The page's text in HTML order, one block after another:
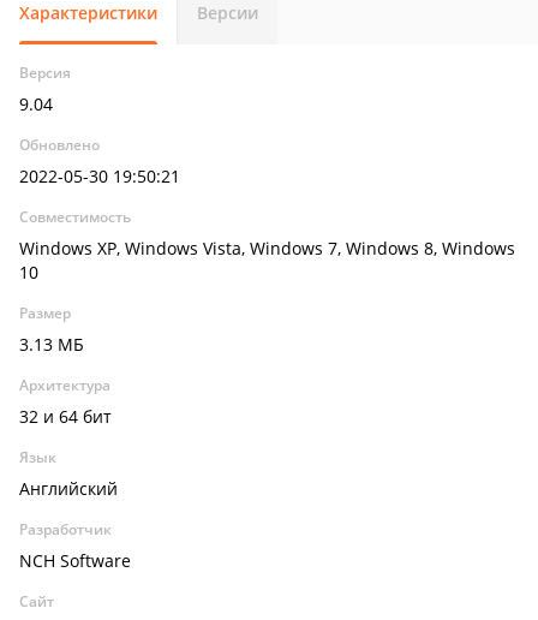
Характеристики Версии
Версия
9.04
Обновлено
2022-05-30 19:50:21
Совместимость
Windows XP, Windows Vista, Windows 7, Windows 8, Windows
10
Размер
3.13 МБ
Архитектура
32 и 64 бит
Язык
Английский
Разработчик
NCH Software
Сайт